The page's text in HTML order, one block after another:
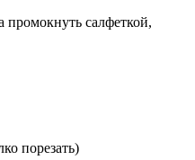
промокнуть салфеткой,
порезать)